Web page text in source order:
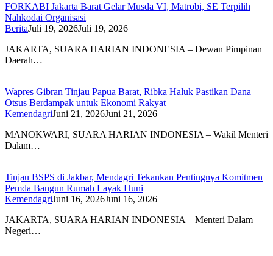
FORKABI Jakarta Barat Gelar Musda VI, Matrobi, SE Terpilih
Nahkodai Organisasi
BeritaJuli 19, 2026Juli 19, 2026
JAKARTA, SUARA HARIAN INDONESIA – Dewan Pimpinan
Daerah…
Wapres Gibran Tinjau Papua Barat, Ribka Haluk Pastikan Dana
Otsus Berdampak untuk Ekonomi Rakyat
KemendagriJuni 21, 2026Juni 21, 2026
MANOKWARI, SUARA HARIAN INDONESIA – Wakil Menteri
Dalam…
Tinjau BSPS di Jakbar, Mendagri Tekankan Pentingnya Komitmen
Pemda Bangun Rumah Layak Huni
KemendagriJuni 16, 2026Juni 16, 2026
JAKARTA, SUARA HARIAN INDONESIA – Menteri Dalam
Negeri…